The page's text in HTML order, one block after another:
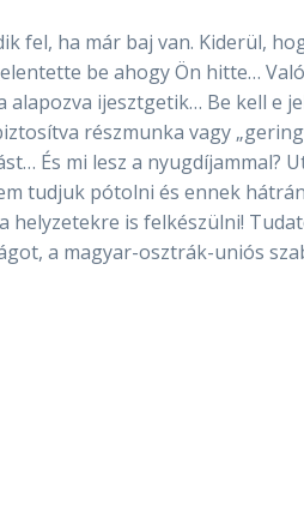
fel, ha már baj van. Kiderül,
be ahogy Ön hitte…
alapozva ijesztgetik… Be kell e
részmunka vagy
És mi lesz a nyugdíjammal?
tudjuk pótolni és ennek
helyzetekre is felkészülni!
a magyar-osztrák-uniós